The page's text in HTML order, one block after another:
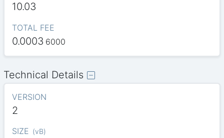
10.03
TOTAL FEE
0.0003 6000
Technical Details
VERSION
2
SIZE (vB)